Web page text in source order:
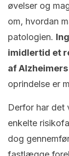
øvelser og
om, hvordan
patologien.
imidlertid et
af Alzheimers
oprindelse er
Derfor har
enkelte
dog